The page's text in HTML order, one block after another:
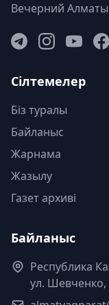
Вечерний
Сілтемелер
Біз туралы
Байланыс
Жарнама
Жазылу
Газет архиві
Байланыс
Республика
ул. Шевченко,